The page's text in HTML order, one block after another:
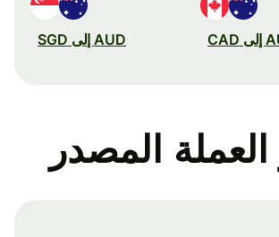
AUD إلى SGD
العملة المصدر